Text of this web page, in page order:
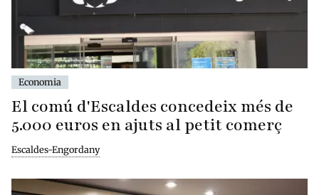
Economia
El comú d'Escaldes concedeix més de
5.000 euros en ajuts al petit comerç
Escaldes-Engordany